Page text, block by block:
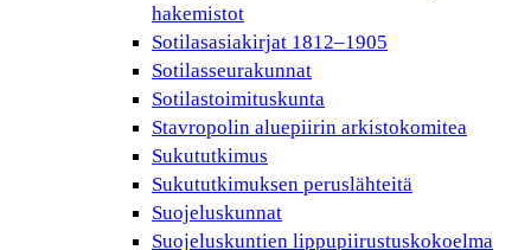
hakemistot
Sotilasasiakirjat 1812–1905
Sotilasseurakunnat
Sotilastoimituskunta
Stavropolin aluepiirin arkistokomitea
Sukututkimus
Sukututkimuksen peruslähteitä
Suojeluskunnat
Suojeluskuntien lippupiirustuskokoelma